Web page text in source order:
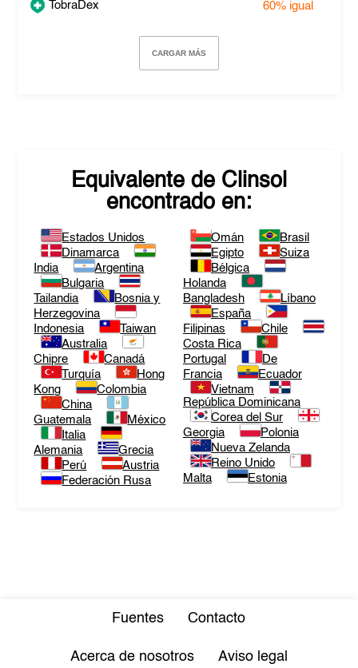
TobraDex 60% igual
CARGAR MÁS
Equivalente de Clinsol
encontrado en:
Estados Unidos
Dinamarca
India
Argentina
Bulgaria
Tailandia
Bosnia y
Herzegovina
Indonesia
Taiwan
Australia
Chipre
Canadá
Turquía
Hong
Kong
Colombia
China
Guatemala
México
Italia
Alemania
Grecia
Perú
Austria
Federación Rusa
Omán
Brasil
Egipto
Suiza
Bélgica
Holanda
Bangladesh
Líbano
España
Filipinas
Chile
Costa Rica
Portugal
De
Francia
Ecuador
Vietnam
República Dominicana
Corea del Sur
Georgia
Polonia
Nueva Zelanda
Reino Unido
Malta
Estonia
Fuentes Contacto
Acerca de nosotros Aviso legal